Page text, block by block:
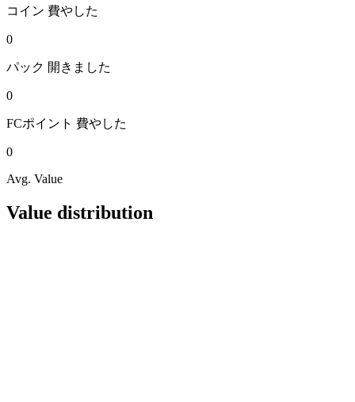
コイン 費やした
0
パック 開きました
0
FCポイント 費やした
0
Avg. Value
Value distribution